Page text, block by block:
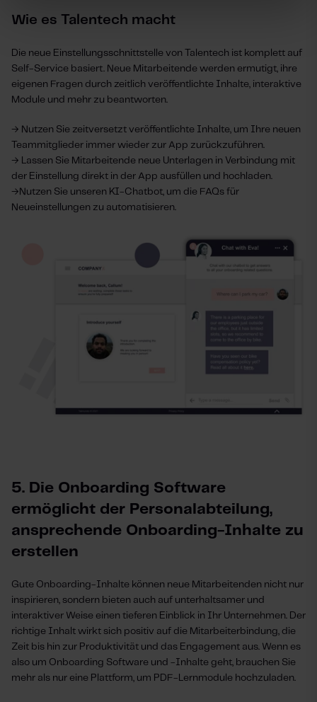
Wie es Talentech macht
Die neue Einstellungsschnittstelle von Talentech ist komplett auf
Self-Service basiert. Neue Mitarbeitende werden ermutigt, ihre
eigenen Fragen durch zeitlich veröffentlichte Inhalte, interaktive
Module und mehr zu beantworten.
→ Nutzen Sie zeitversetzt veröffentlichte Inhalte, um Ihre neuen
Teammitglieder immer wieder zur App zurückzuführen.
→ Lassen Sie Mitarbeitende neue Unterlagen in Verbindung mit
der Einstellung direkt in der App ausfüllen und hochladen.
→Nutzen Sie unseren KI-Chatbot, um die FAQs für
Neueinstellungen zu automatisieren.
5. Die Onboarding Software
ermöglicht der Personalabteilung,
ansprechende Onboarding-Inhalte zu
erstellen
Gute Onboarding-Inhalte können neue Mitarbeitenden nicht nur
inspirieren, sondern bieten auch auf unterhaltsamer und
interaktiver Weise einen tieferen Einblick in Ihr Unternehmen. Der
richtige Inhalt wirkt sich positiv auf die Mitarbeiterbindung, die
Zeit bis hin zur Produktivität und das Engagement aus. Wenn es
also um Onboarding Software und -Inhalte geht, brauchen Sie
mehr als nur eine Plattform, um PDF-Lernmodule hochzuladen.